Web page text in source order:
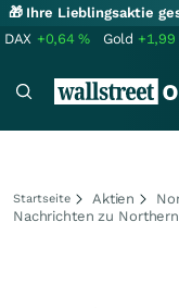
🎁 Ihre Lieblingsaktie
DAX +0,64% Gold +1,99
Startseite Aktien
Nachrichten zu